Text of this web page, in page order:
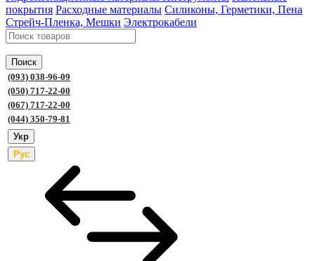
покрытия Расходные материалы Силиконы, Герметики, Пена
Стрейч-Пленка, Мешки Электрокабели
Поиск
(093) 038-96-09
(050) 717-22-00
(067) 717-22-00
(044) 350-79-81
Укр
Рус